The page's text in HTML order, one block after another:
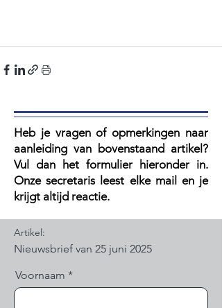
Heb je vragen of opmerkingen naar
aanleiding van bovenstaand artikel?
Vul dan het formulier hieronder in.
Onze secretaris leest elke mail en je
krijgt altijd reactie.
Artikel:
Voornaam